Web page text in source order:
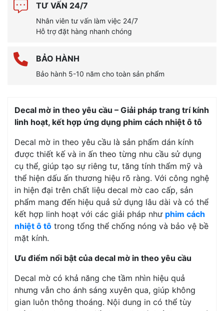
TƯ VẤN 24/7
Nhân viên tư vấn làm việc 24/7
Hỗ trợ đặt hàng nhanh chóng
BẢO HÀNH
Bảo hành 5-10 năm cho toàn sản phẩm
Decal mờ in theo yêu cầu – Giải pháp trang trí kính
linh hoạt, kết hợp ứng dụng phim cách nhiệt ô tô
Decal mờ in theo yêu cầu là sản phẩm dán kính
được thiết kế và in ấn theo từng nhu cầu sử dụng
cụ thể, giúp tạo sự riêng tư, tăng tính thẩm mỹ và
thể hiện dấu ấn thương hiệu rõ ràng. Với công nghệ
in hiện đại trên chất liệu decal mờ cao cấp, sản
phẩm mang đến hiệu quả sử dụng lâu dài và có thể
kết hợp linh hoạt với các giải pháp như phim cách
nhiệt ô tôtrong tổng thể chống nóng và bảo vệ bề
mặt kính.
Ưu điểm nổi bật của decal mờ in theo yêu cầu
Decal mờ có khả năng che tầm nhìn hiệu quả
nhưng vẫn cho ánh sáng xuyên qua, giúp không
gian luôn thông thoáng. Nội dung in có thể tùy